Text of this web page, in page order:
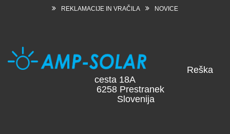
REKLAMACIJE IN VRAČILA NOVICE
Reška
cesta 18A
6258 Prestranek
Slovenija